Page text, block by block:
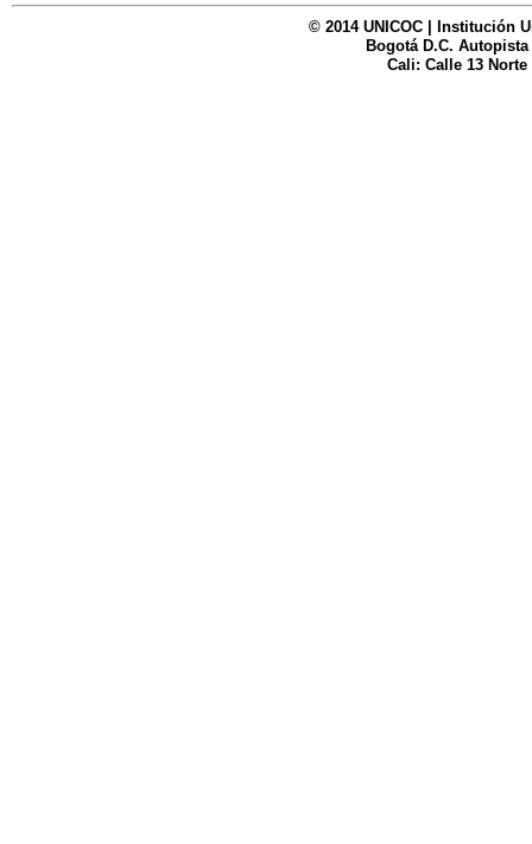
© 2014 UNICOC | Institución
Bogotá D.C. Autopista
Cali: Calle 13 Norte